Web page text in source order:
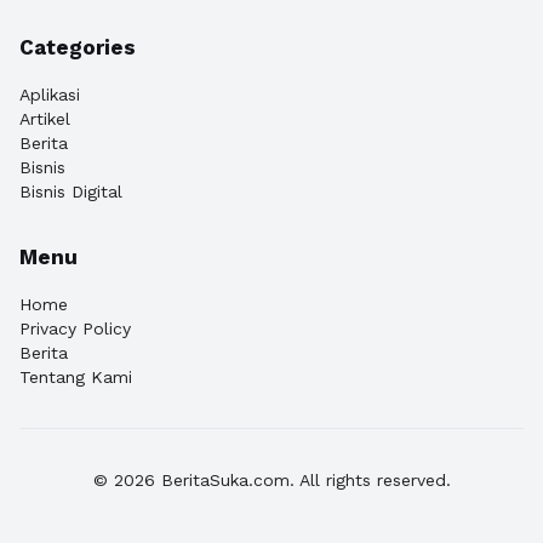
Categories
Aplikasi
Artikel
Berita
Bisnis
Bisnis Digital
Menu
Home
Privacy Policy
Berita
Tentang Kami
© 2026 BeritaSuka.com. All rights reserved.